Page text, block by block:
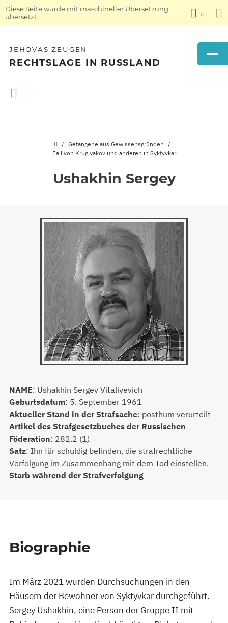
Diese Seite wurde mit maschineller Übersetzung
übersetzt.
JEHOVAS ZEUGEN
RECHTSLAGE IN RUSSLAND
Gefangene aus Gewissensgründen
Fall von Kruglyakov und anderen in Syktyvkar
Ushakhin Sergey
NAME: Ushakhin Sergey Vitaliyevich
Geburtsdatum: 5. September 1961
Aktueller Stand in der Strafsache: posthum verurteilt
Artikel des Strafgesetzbuches der Russischen
Föderation: 282.2 (1)
Satz: Ihn für schuldig befinden, die strafrechtliche
Verfolgung im Zusammenhang mit dem Tod einstellen.
Starb während der Strafverfolgung
Biographie
Im März 2021 wurden Durchsuchungen in den
Häusern der Bewohner von Syktyvkar durchgeführt.
Sergey Ushakhin, eine Person der Gruppe II mit